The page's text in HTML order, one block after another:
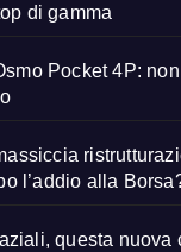
di gamma
Pocket 4P:
l’addio alla
questa nuova